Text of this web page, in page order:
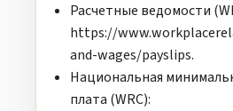
Расчетные ведомости
https://
and-wages/payslips.
Национальная
плата (WRC):